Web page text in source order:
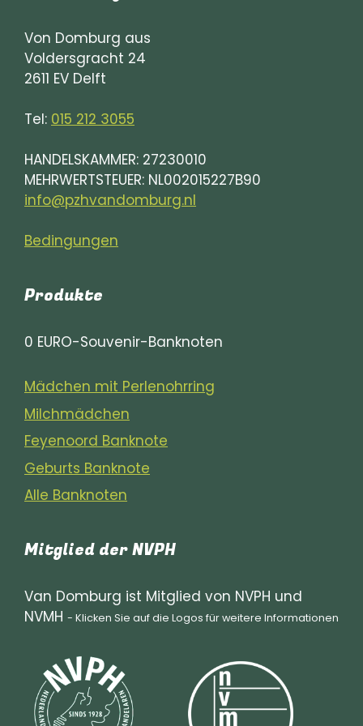
Von Domburg aus
Voldersgracht 24
2611 EV Delft
Tel: 015 212 3055
HANDELSKAMMER: 27230010
MEHRWERTSTEUER: NL002015227B90
info@pzhvandomburg.nl
Bedingungen
Produkte
0 EURO-Souvenir-Banknoten
Mädchen mit Perlenohrring
Milchmädchen
Feyenoord Banknote
Geburts Banknote
Alle Banknoten
Mitglied der NVPH
Van Domburg ist Mitglied von NVPH und
NVMH - Klicken Sie auf die Logos für weitere Informationen